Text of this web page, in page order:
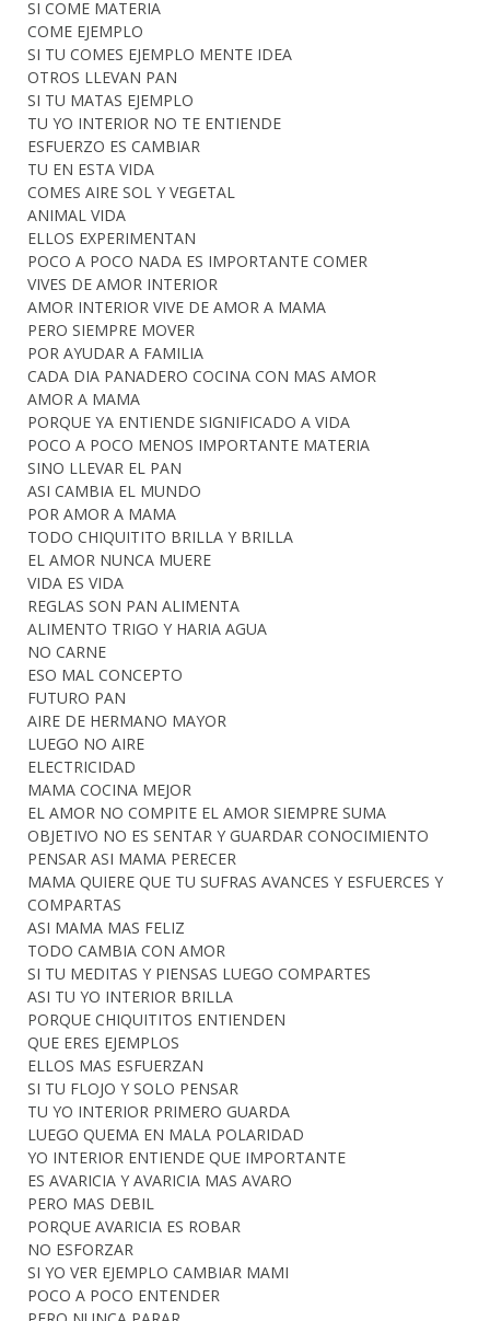
SI COME MATERIA
COME EJEMPLO
SI TU COMES EJEMPLO MENTE IDEA
OTROS LLEVAN PAN
SI TU MATAS EJEMPLO
TU YO INTERIOR NO TE ENTIENDE
ESFUERZO ES CAMBIAR
TU EN ESTA VIDA
COMES AIRE SOL Y VEGETAL
ANIMAL VIDA
ELLOS EXPERIMENTAN
POCO A POCO NADA ES IMPORTANTE COMER
VIVES DE AMOR INTERIOR
AMOR INTERIOR VIVE DE AMOR A MAMA
PERO SIEMPRE MOVER
POR AYUDAR A FAMILIA
CADA DIA PANADERO COCINA CON MAS AMOR
AMOR A MAMA
PORQUE YA ENTIENDE SIGNIFICADO A VIDA
POCO A POCO MENOS IMPORTANTE MATERIA
SINO LLEVAR EL PAN
ASI CAMBIA EL MUNDO
POR AMOR A MAMA
TODO CHIQUITITO BRILLA Y BRILLA
EL AMOR NUNCA MUERE
VIDA ES VIDA
REGLAS SON PAN ALIMENTA
ALIMENTO TRIGO Y HARIA AGUA
NO CARNE
ESO MAL CONCEPTO
FUTURO PAN
AIRE DE HERMANO MAYOR
LUEGO NO AIRE
ELECTRICIDAD
MAMA COCINA MEJOR
EL AMOR NO COMPITE EL AMOR SIEMPRE SUMA
OBJETIVO NO ES SENTAR Y GUARDAR CONOCIMIENTO
PENSAR ASI MAMA PERECER
MAMA QUIERE QUE TU SUFRAS AVANCES Y ESFUERCES Y
COMPARTAS
ASI MAMA MAS FELIZ
TODO CAMBIA CON AMOR
SI TU MEDITAS Y PIENSAS LUEGO COMPARTES
ASI TU YO INTERIOR BRILLA
PORQUE CHIQUITITOS ENTIENDEN
QUE ERES EJEMPLOS
ELLOS MAS ESFUERZAN
SI TU FLOJO Y SOLO PENSAR
TU YO INTERIOR PRIMERO GUARDA
LUEGO QUEMA EN MALA POLARIDAD
YO INTERIOR ENTIENDE QUE IMPORTANTE
ES AVARICIA Y AVARICIA MAS AVARO
PERO MAS DEBIL
PORQUE AVARICIA ES ROBAR
NO ESFORZAR
SI YO VER EJEMPLO CAMBIAR MAMI
POCO A POCO ENTENDER